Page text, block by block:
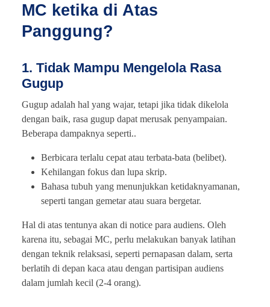
MC ketika di Atas
Panggung?
1. Tidak Mampu Mengelola Rasa
Gugup
Gugup adalah hal yang wajar, tetapi jika tidak dikelola
dengan baik, rasa gugup dapat merusak penyampaian.
Beberapa dampaknya seperti..
Berbicara terlalu cepat atau terbata-bata (belibet).
Kehilangan fokus dan lupa skrip.
Bahasa tubuh yang menunjukkan ketidaknyamanan,
seperti tangan gemetar atau suara bergetar.
Hal di atas tentunya akan di notice para audiens. Oleh
karena itu, sebagai MC, perlu melakukan banyak latihan
dengan teknik relaksasi, seperti pernapasan dalam, serta
berlatih di depan kaca atau dengan partisipan audiens
dalam jumlah kecil (2-4 orang).